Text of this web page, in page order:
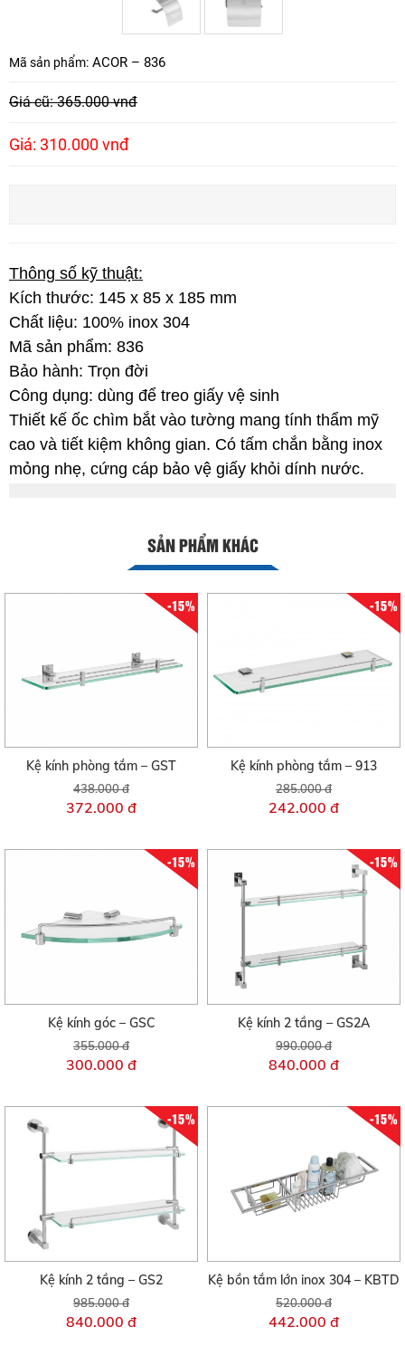
Mã sản phẩm: ACOR – 836
Giá cũ: 365.000 vnđ
Giá: 310.000 vnđ
Thông số kỹ thuật:
Kích thước: 145 x 85 x 185 mm
Chất liệu: 100% inox 304
Mã sản phẩm: 836
Bảo hành: Trọn đời
Công dụng: dùng để treo giấy vệ sinh
Thiết kế ốc chìm bắt vào tường mang tính thẩm mỹ
cao và tiết kiệm không gian. Có tấm chắn bằng inox
mỏng nhẹ, cứng cáp bảo vệ giấy khỏi dính nước.
SẢN PHẨM KHÁC
-15%
Kệ kính phòng tắm – GST
438.000 đ
372.000 đ
-15%
Kệ kính phòng tắm – 913
285.000 đ
242.000 đ
-15%
Kệ kính góc – GSC
355.000 đ
300.000 đ
-15%
Kệ kính 2 tầng – GS2A
990.000 đ
840.000 đ
-15%
Kệ kính 2 tầng – GS2
985.000 đ
840.000 đ
-15%
Kệ bồn tắm lớn inox 304 – KBTD
520.000 đ
442.000 đ